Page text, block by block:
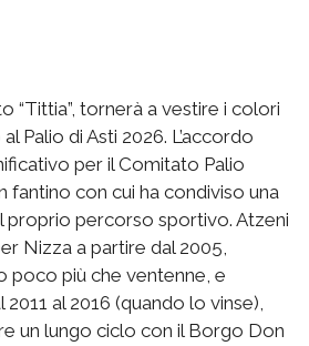
“Tittia”, tornerà a vestire i colori
Palio di Asti 2026. L’accordo
per il Comitato Palio
fantino con cui ha condiviso una
proprio percorso sportivo. Atzeni
Nizza a partire dal 2005,
poco più che ventenne, e
al 2016 (quando lo vinse),
un lungo ciclo con il Borgo Don